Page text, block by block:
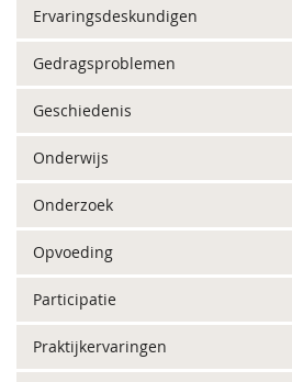
Ervaringsdeskundigen
Gedragsproblemen
Geschiedenis
Onderwijs
Onderzoek
Opvoeding
Participatie
Praktijkervaringen